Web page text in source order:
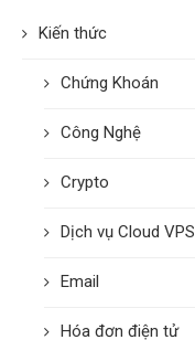
Kiến thức
Chứng Khoán
Công Nghệ
Crypto
Dịch vụ Cloud VPS
Email
Hóa đơn điện tử